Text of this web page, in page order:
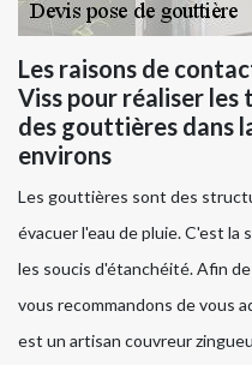
Les raisons de
Viss pour réaliser les
des gouttières dans
environs
Les gouttières sont des
évacuer l'eau de pluie. C'est
les soucis d'étanchéité. Afin
vous recommandons de vous
est un artisan couvreur